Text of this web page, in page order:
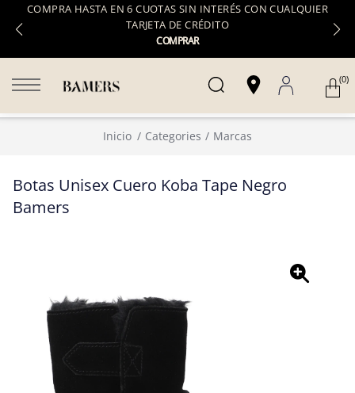
COMPRA HASTA EN 6 CUOTAS SIN INTERÉS CON CUALQUIER
TARJETA DE CRÉDITO
COMPRAR
(0)
Inicio Categories Marcas
Botas Unisex Cuero Koba Tape Negro
Bamers